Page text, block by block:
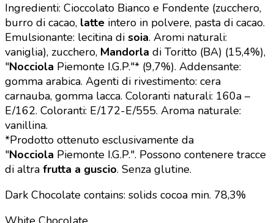
Ingredienti: Cioccolato Bianco e Fondente (zucchero,
burro di cacao, latte intero in polvere, pasta di cacao.
Emulsionante: lecitina di soia. Aromi naturali:
vaniglia), zucchero, Mandorla di Toritto (BA) (15,4%),
"Nocciola Piemonte I.G.P."* (9,7%). Addensante:
gomma arabica. Agenti di rivestimento: cera
carnauba, gomma lacca. Coloranti naturali: 160a –
E/162. Coloranti: E/172-E/555. Aroma naturale:
vanillina.
*Prodotto ottenuto esclusivamente da
"Nocciola Piemonte I.G.P.". Possono contenere tracce
di altra frutta a guscio. Senza glutine.
Dark Chocolate contains: solids cocoa min. 78,3%